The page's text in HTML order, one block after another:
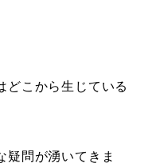
どこから生じている
疑問が湧いてきま